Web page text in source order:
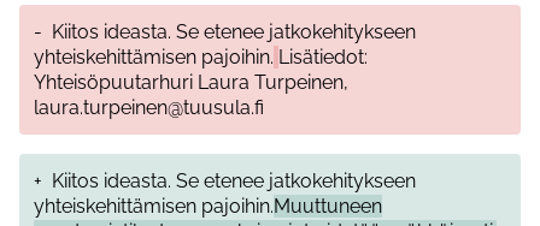
- Kiitos ideasta. Se etenee jatkokehitykseen
yhteiskehittämisen pajoihin. Lisätiedot:
Yhteisöpuutarhuri Laura Turpeinen,
laura.turpeinen@tuusula.fi
+ Kiitos ideasta. Se etenee jatkokehitykseen
yhteiskehittämisen pajoihin.Muuttuneen